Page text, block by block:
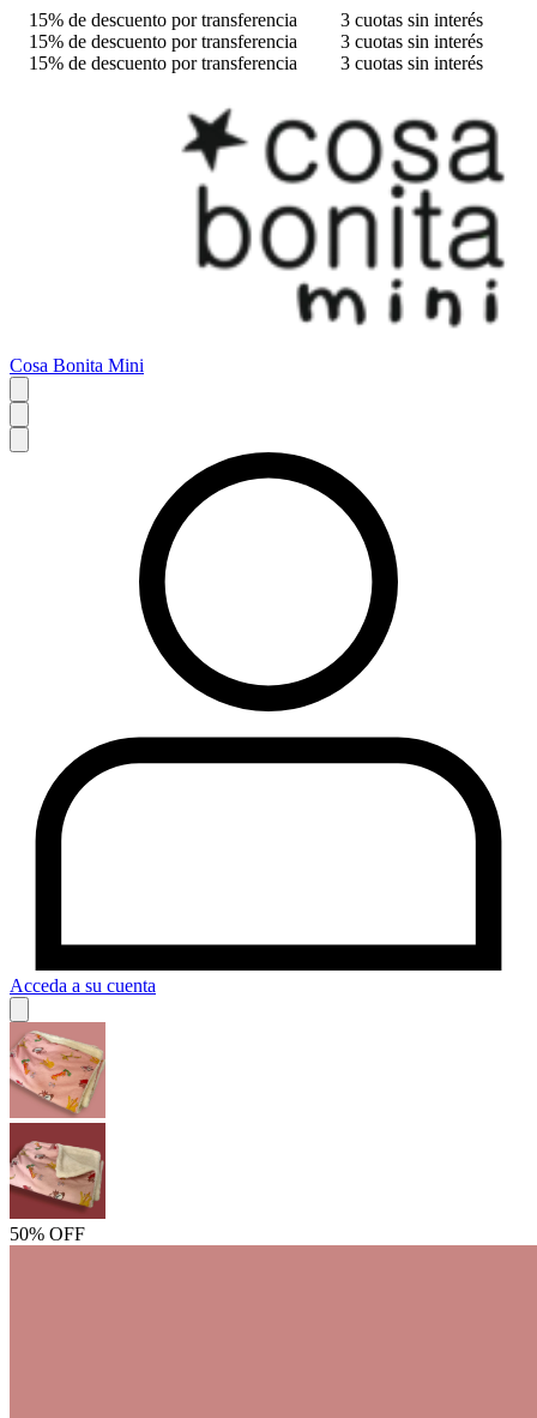
15% de descuento por transferencia
3 cuotas sin interés
15% de descuento por transferencia
3 cuotas sin interés
15% de descuento por transferencia
3 cuotas sin interés
Cosa Bonita Mini
Acceda a su cuenta
50% OFF